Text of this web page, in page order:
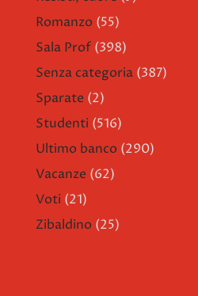
Romanzo (55)
Sala Prof (398)
Senza categoria (387)
Sparate (2)
Studenti (516)
Ultimo banco (290)
Vacanze (62)
Voti (21)
Zibaldino (25)